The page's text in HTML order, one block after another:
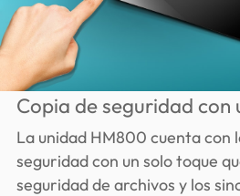
Copia de seguridad con
La unidad HM800 cuenta con
seguridad con un solo toque
seguridad de archivos y los